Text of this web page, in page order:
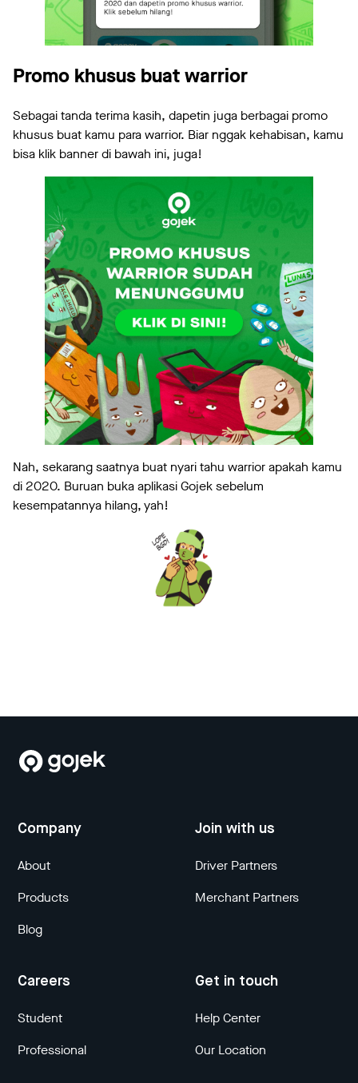
Promo khusus buat warrior
Sebagai tanda terima kasih, dapetin juga berbagai promo
khusus buat kamu para warrior. Biar nggak kehabisan, kamu
bisa klik banner di bawah ini, juga!
Nah, sekarang saatnya buat nyari tahu warrior apakah kamu
di 2020. Buruan buka aplikasi Gojek sebelum
kesempatannya hilang, yah!
Company
About
Products
Blog
Join with us
Driver Partners
Merchant Partners
Careers
Student
Professional
Get in touch
Help Center
Our Location